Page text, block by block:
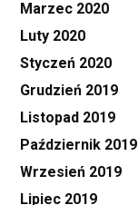
Marzec 2020
Luty 2020
Styczeń 2020
Grudzień 2019
Listopad 2019
Październik 2019
Wrzesień 2019
Lipiec 2019